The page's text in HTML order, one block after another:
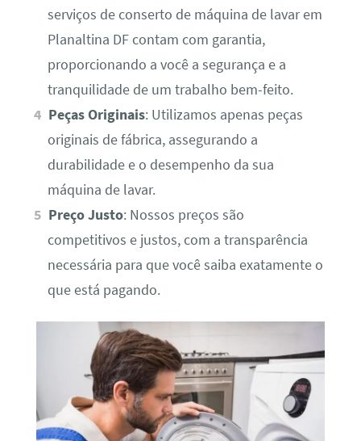
serviços de conserto de máquina de lavar em
Planaltina DF contam com garantia,
proporcionando a você a segurança e a
tranquilidade de um trabalho bem-feito.
Peças Originais: Utilizamos apenas peças
originais de fábrica, assegurando a
durabilidade e o desempenho da sua
máquina de lavar.
Preço Justo: Nossos preços são
competitivos e justos, com a transparência
necessária para que você saiba exatamente o
que está pagando.